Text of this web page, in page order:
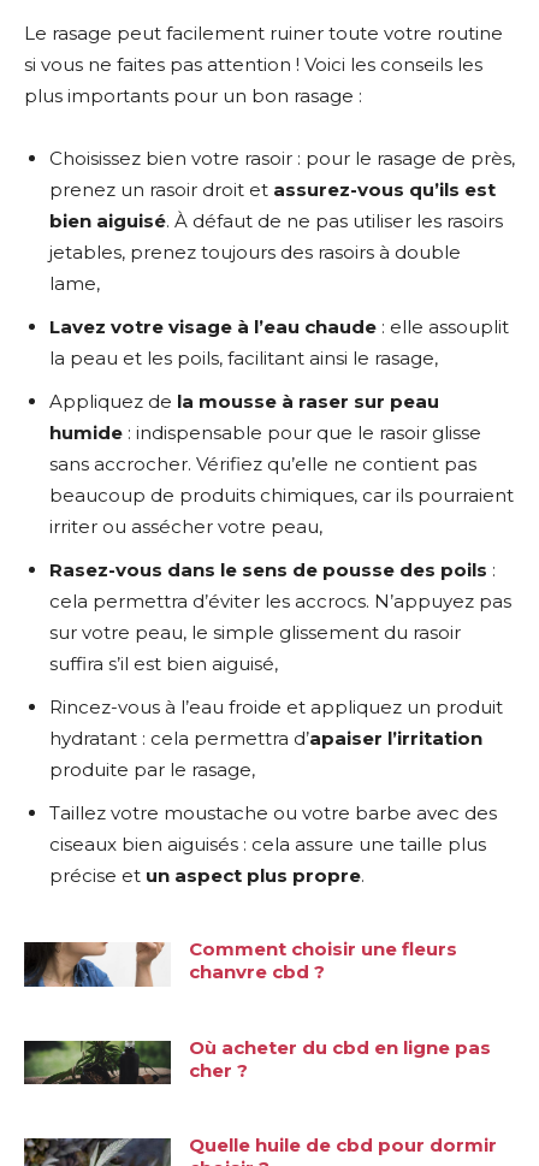
Le rasage peut facilement ruiner toute votre routine
si vous ne faites pas attention ! Voici les conseils les
plus importants pour un bon rasage :
Choisissez bien votre rasoir : pour le rasage de près,
prenez un rasoir droit et assurez-vous qu’ils est
bien aiguisé. À défaut de ne pas utiliser les rasoirs
jetables, prenez toujours des rasoirs à double
lame,
Lavez votre visage à l’eau chaude : elle assouplit
la peau et les poils, facilitant ainsi le rasage,
Appliquez de la mousse à raser sur peau
humide : indispensable pour que le rasoir glisse
sans accrocher. Vérifiez qu’elle ne contient pas
beaucoup de produits chimiques, car ils pourraient
irriter ou assécher votre peau,
Rasez-vous dans le sens de pousse des poils :
cela permettra d’éviter les accrocs. N’appuyez pas
sur votre peau, le simple glissement du rasoir
suffira s’il est bien aiguisé,
Rincez-vous à l’eau froide et appliquez un produit
hydratant : cela permettra d’apaiser l’irritation
produite par le rasage,
Taillez votre moustache ou votre barbe avec des
ciseaux bien aiguisés : cela assure une taille plus
précise et un aspect plus propre.
Comment choisir une fleurs
chanvre cbd ?
Où acheter du cbd en ligne pas
cher ?
Quelle huile de cbd pour dormir